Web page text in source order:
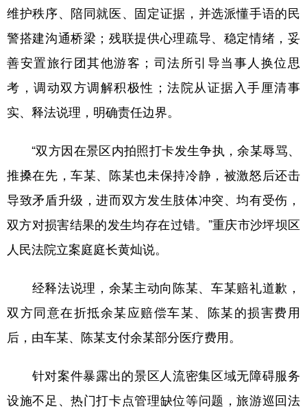
维护秩序、陪同就医、固定证据，并选派懂手语的民
警搭建沟通桥梁；残联提供心理疏导、稳定情绪，妥
善安置旅行团其他游客；司法所引导当事人换位思
考，调动双方调解积极性；法院从证据入手厘清事
实、释法说理，明确责任边界。
“双方因在景区内拍照打卡发生争执，余某辱骂、
推搡在先，车某、陈某也未保持冷静，被激怒后还击
导致矛盾升级，进而双方发生肢体冲突、均有受伤，
双方对损害结果的发生均存在过错。”重庆市沙坪坝区
人民法院立案庭庭长黄灿说。
经释法说理，余某主动向陈某、车某赔礼道歉，
双方同意在折抵余某应赔偿车某、陈某的损害费用
后，由车某、陈某支付余某部分医疗费用。
针对案件暴露出的景区人流密集区域无障碍服务
设施不足、热门打卡点管理缺位等问题，旅游巡回法